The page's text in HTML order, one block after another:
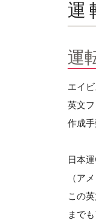
運
運
エイ
英文
作成
日本
（ア
この
まで